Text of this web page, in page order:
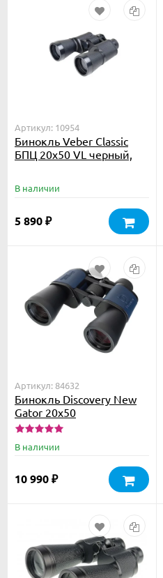
Артикул: 10954
Бинокль Veber Classic
БПЦ 20x50 VL черный,
В наличии
5 890 ₽
Артикул: 84632
Бинокль Discovery New
Gator 20x50
В наличии
10 990 ₽